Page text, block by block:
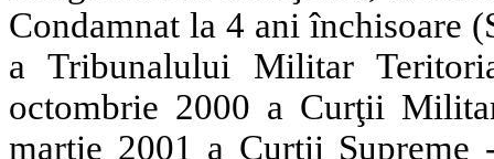
Condamnat la 4 ani închisoare
a Tribunalului Militar
octombrie 2000 a Curţii
martie 2001 a Curţii Supreme